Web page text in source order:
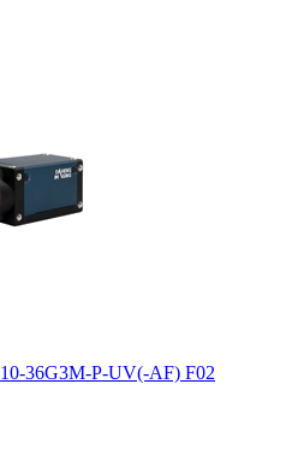
36G3M-P-UV(-AF) F02